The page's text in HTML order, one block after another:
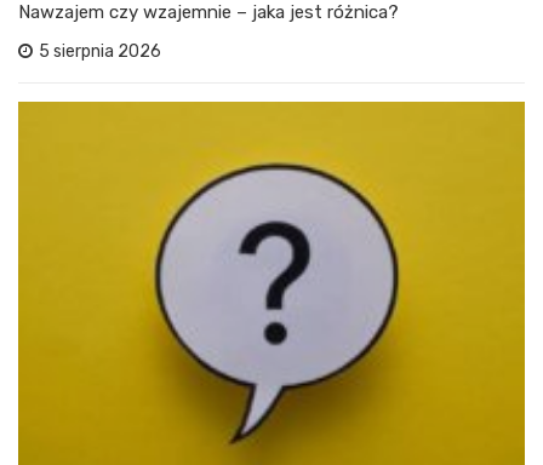
Nawzajem czy wzajemnie – jaka jest różnica?
5 sierpnia 2026